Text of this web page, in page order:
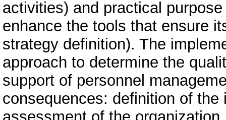
activities) and practical
enhance the tools that ensure
strategy definition). The
approach to determine the
support of personnel
consequences: definition of